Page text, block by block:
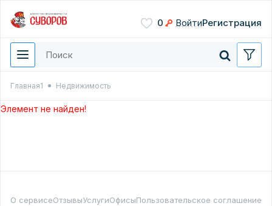
0 ВойтиРегистрация
Главная1 Недвижимость
Элемент не найден!
О сервисеОтзывыУслугиОфисыПользовательское соглашение
Введите цифры с картинки
Нажимая кнопку, вы даете
согласие на обработку
персональных данных